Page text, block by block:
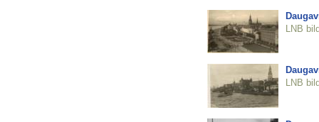
LNB
LNB